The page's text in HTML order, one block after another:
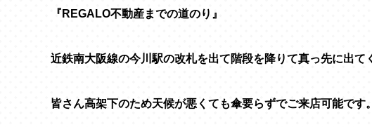
『REGALO不動産までの道のり』
近鉄南大阪線の今川駅の改札を出て階段を降りて真っ先に出て
皆さん高架下のため天候が悪くても傘要らずでご来店可能です。